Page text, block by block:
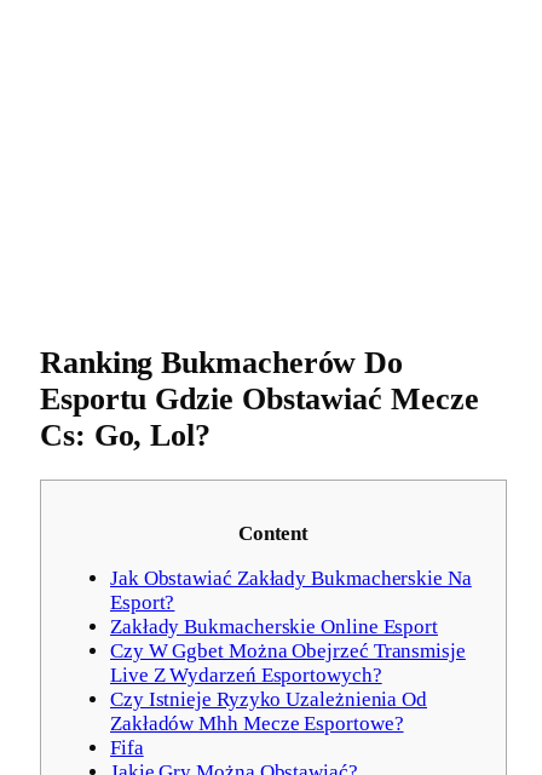
Ranking Bukmacherów Do
Esportu Gdzie Obstawiać Mecze
Cs: Go, Lol?
Content
Jak Obstawiać Zakłady Bukmacherskie Na
Esport?
Zakłady Bukmacherskie Online Esport
Czy W Ggbet Można Obejrzeć Transmisje
Live Z Wydarzeń Esportowych?
Czy Istnieje Ryzyko Uzależnienia Od
Zakładów Mhh Mecze Esportowe?
Fifa